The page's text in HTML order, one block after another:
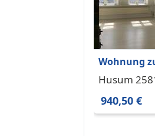
Wohnung
in Husum
Husum
940,50 €